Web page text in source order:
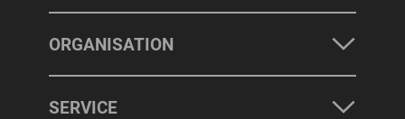
ORGANISATION
SERVICE